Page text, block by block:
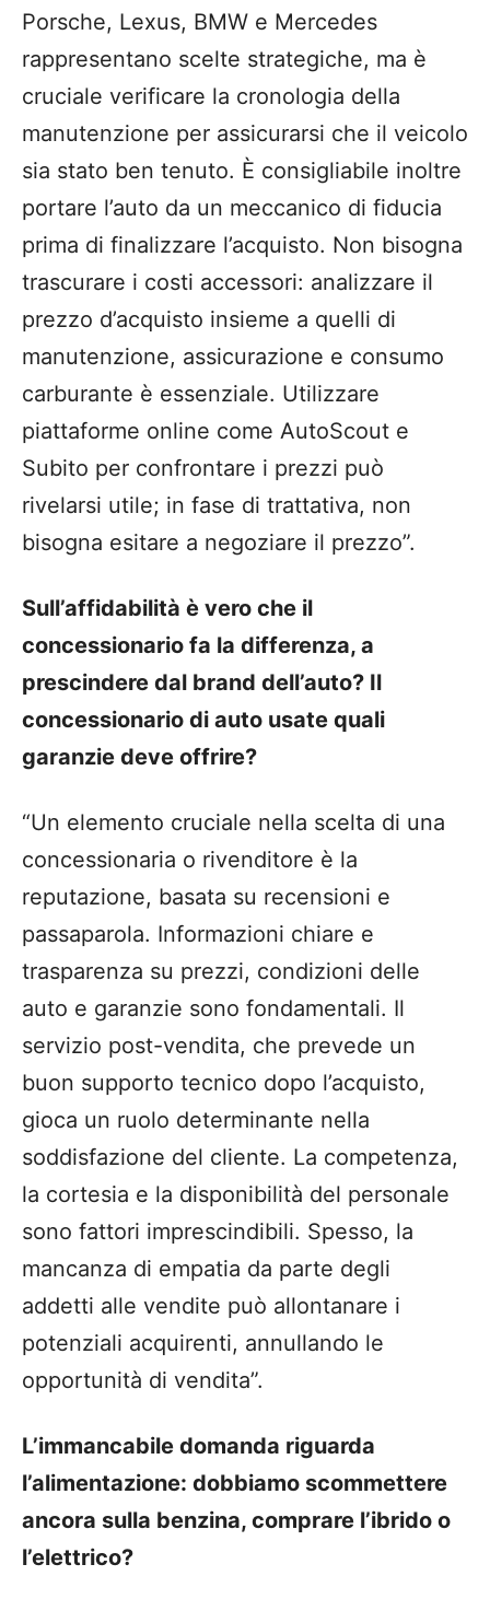
Porsche, Lexus, BMW e Mercedes
rappresentano scelte strategiche, ma è
cruciale verificare la cronologia della
manutenzione per assicurarsi che il veicolo
sia stato ben tenuto. È consigliabile inoltre
portare l’auto da un meccanico di fiducia
prima di finalizzare l’acquisto. Non bisogna
trascurare i costi accessori: analizzare il
prezzo d’acquisto insieme a quelli di
manutenzione, assicurazione e consumo
carburante è essenziale. Utilizzare
piattaforme online come AutoScout e
Subito per confrontare i prezzi può
rivelarsi utile; in fase di trattativa, non
bisogna esitare a negoziare il prezzo”.
Sull’affidabilità è vero che il
concessionario fa la differenza, a
prescindere dal brand dell’auto? Il
concessionario di auto usate quali
garanzie deve offrire?
“Un elemento cruciale nella scelta di una
concessionaria o rivenditore è la
reputazione, basata su recensioni e
passaparola. Informazioni chiare e
trasparenza su prezzi, condizioni delle
auto e garanzie sono fondamentali. Il
servizio post-vendita, che prevede un
buon supporto tecnico dopo l’acquisto,
gioca un ruolo determinante nella
soddisfazione del cliente. La competenza,
la cortesia e la disponibilità del personale
sono fattori imprescindibili. Spesso, la
mancanza di empatia da parte degli
addetti alle vendite può allontanare i
potenziali acquirenti, annullando le
opportunità di vendita”.
L’immancabile domanda riguarda
l’alimentazione: dobbiamo scommettere
ancora sulla benzina, comprare l’ibrido o
l’elettrico?